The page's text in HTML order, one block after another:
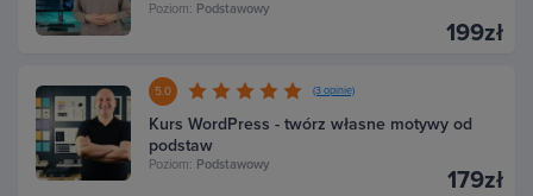
Poziom: Podstawowy
199zł
5.0 (3 opinie)
Kurs WordPress - twórz własne motywy od
podstaw
Poziom: Podstawowy
179zł